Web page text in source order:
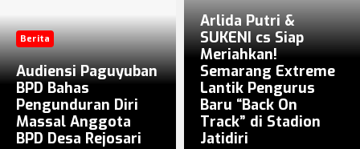
Berita
Audiensi Paguyuban
BPD Bahas
Pengunduran Diri
Massal Anggota
BPD Desa Rejosari
Arlida Putri &
SUKENI cs Siap
Meriahkan!
Semarang Extreme
Lantik Pengurus
Baru “Back On
Track” di Stadion
Jatidiri